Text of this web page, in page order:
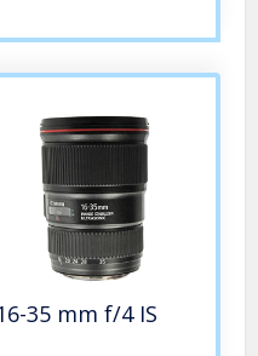
35 mm f/4 IS